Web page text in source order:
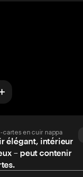
en cuir nappa
élégant, intérieur
– peut contenir